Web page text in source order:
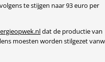
te stijgen naar 93 euro per
dat de productie van
moesten worden stilgezet